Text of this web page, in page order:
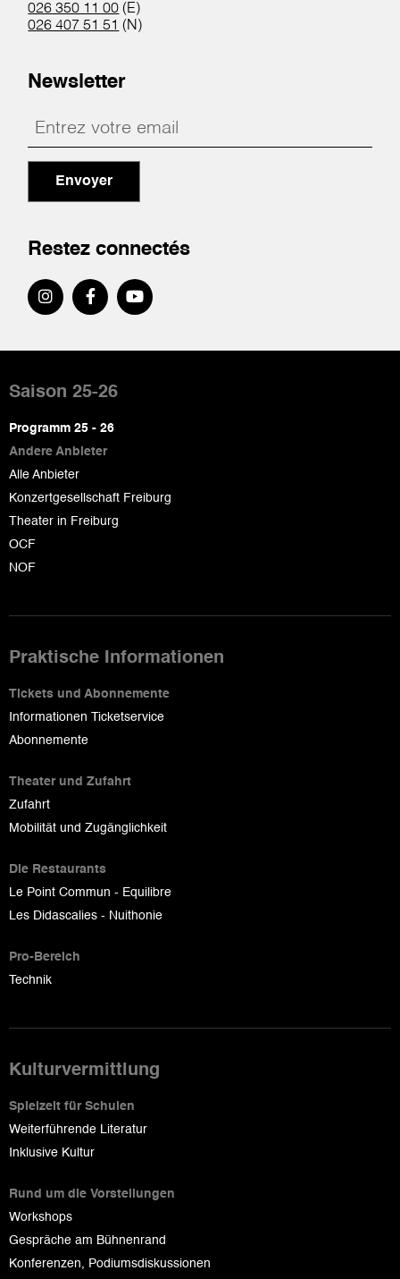
026 350 11 00 (E)
026 407 51 51 (N)
Newsletter
Envoyer
Restez connectés
de
page
Saison 25-26
Programm 25 - 26
Andere Anbieter
Alle Anbieter
Konzertgesellschaft Freiburg
Theater in Freiburg
OCF
NOF
Praktische Informationen
Tickets und Abonnemente
Informationen Ticketservice
Abonnemente
Theater und Zufahrt
Zufahrt
Mobilität und Zugänglichkeit
Die Restaurants
Le Point Commun - Equilibre
Les Didascalies - Nuithonie
Pro-Bereich
Technik
Kulturvermittlung
Spielzeit für Schulen
Weiterführende Literatur
Inklusive Kultur
Rund um die Vorstellungen
Workshops
Gespräche am Bühnenrand
Konferenzen, Podiumsdiskussionen